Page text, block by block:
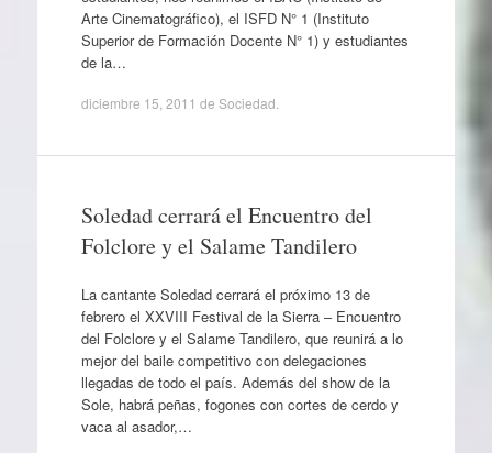
Arte Cinematográfico), el ISFD N° 1 (Instituto
Superior de Formación Docente N° 1) y estudiantes
de la…
diciembre 15, 2011 de Sociedad
Soledad cerrará el Encuentro del
Folclore y el Salame Tandilero
La cantante Soledad cerrará el próximo 13 de
febrero el XXVIII Festival de la Sierra – Encuentro
del Folclore y el Salame Tandilero, que reunirá a lo
mejor del baile competitivo con delegaciones
llegadas de todo el país. Además del show de la
Sole, habrá peñas, fogones con cortes de cerdo y
vaca al asador,…